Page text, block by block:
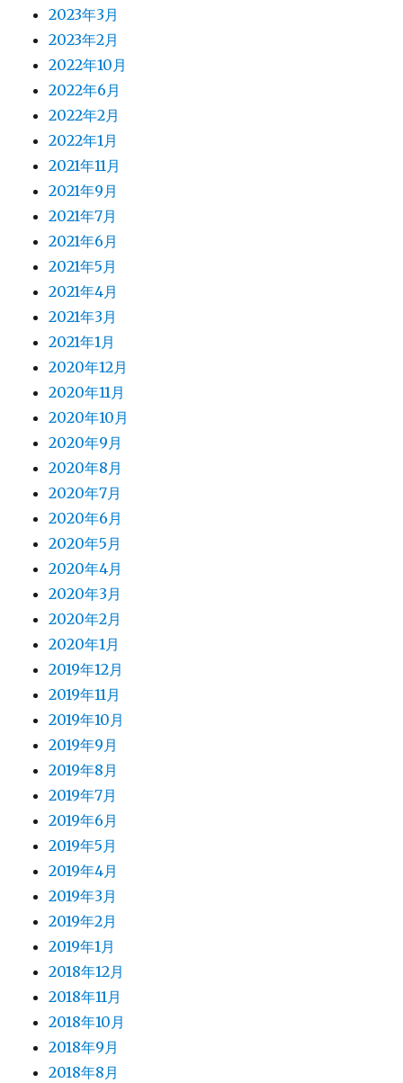
2023年3月
2023年2月
2022年10月
2022年6月
2022年2月
2022年1月
2021年11月
2021年9月
2021年7月
2021年6月
2021年5月
2021年4月
2021年3月
2021年1月
2020年12月
2020年11月
2020年10月
2020年9月
2020年8月
2020年7月
2020年6月
2020年5月
2020年4月
2020年3月
2020年2月
2020年1月
2019年12月
2019年11月
2019年10月
2019年9月
2019年8月
2019年7月
2019年6月
2019年5月
2019年4月
2019年3月
2019年2月
2019年1月
2018年12月
2018年11月
2018年10月
2018年9月
2018年8月